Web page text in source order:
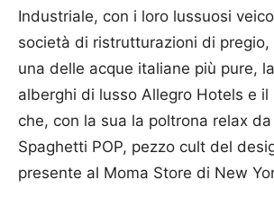
Industriale, con i loro lussuosi
società di ristrutturazioni di pregio,
una delle acque italiane più pure,
alberghi di lusso Allegro Hotels e il
che, con la sua la poltrona relax
Spaghetti POP, pezzo cult del
presente al Moma Store di New